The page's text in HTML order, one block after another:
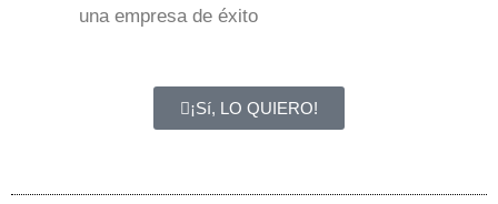
una empresa de éxito
¡Sí, LO QUIERO!